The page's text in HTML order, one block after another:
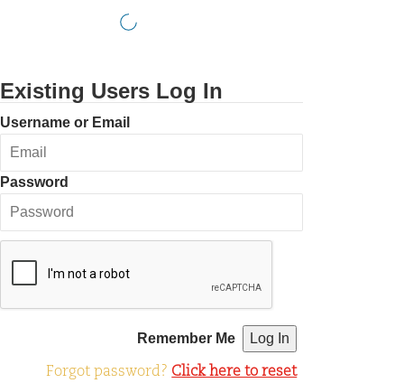
Existing Users Log In
Username or Email
Password
Remember Me
Forgot password? Click here to reset